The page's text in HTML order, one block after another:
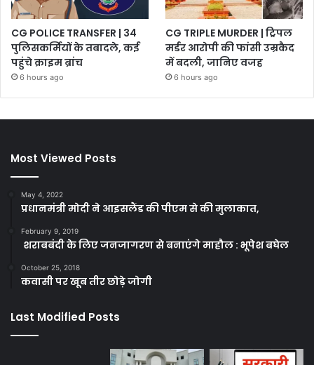
CG POLICE TRANSFER | 34
पुलिसकर्मियों के तबादले, कई
पहुंचे क्राइम ब्रांच
6 hours ago
CG TRIPLE MURDER | ट्रिपल
मर्डर आरोपी की फांसी उम्रकैद
में बदली, जानिए वजह
6 hours ago
Most Viewed Posts
May 4, 2022
प्रधानमंत्री मोदी ने आइसलैंड की पीएम से की मुलाकात,
February 9, 2019
शराबबंदी के लिए जनजागरण से बनाएंगे माहौल : भूपेश बघेल
October 25, 2018
कवासी पर खूब तीर छोड़े जोगी
Last Modified Posts